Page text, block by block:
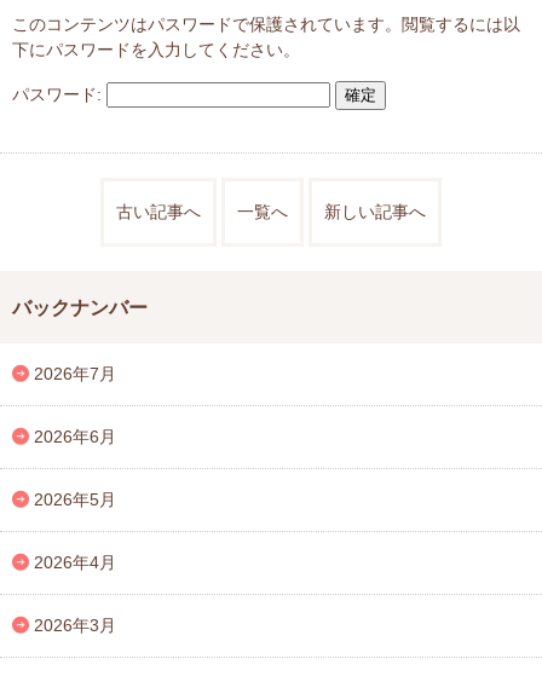
このコンテンツはパスワードで保護されています。閲覧するには以
下にパスワードを入力してください。
パスワード:
古い記事へ 一覧へ 新しい記事へ
バックナンバー
2026年7月
2026年6月
2026年5月
2026年4月
2026年3月